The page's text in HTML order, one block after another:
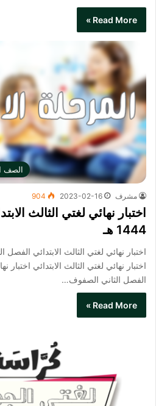
Read More »
الصف
مشرف 2023-02-16
904
اختبار نهائي لغتي الثالث
1444 هـ
اختبار نهائي لغتي الثالث الابتدائي​ اختبار
الفصل الثاني الصفوف…
Read More »